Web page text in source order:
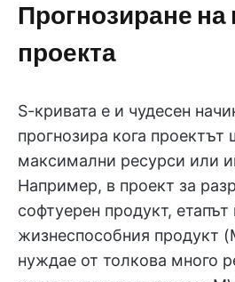
Прогнозиране на
проекта
S-кривата е и чудесен
прогнозира кога
максимални ресурси или
Например, в проект за
софтуерен продукт,
жизнеспособния продукт
нуждае от толкова много